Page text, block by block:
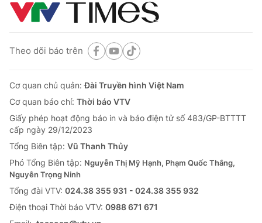
Theo dõi báo trên
Cơ quan chủ quản:Đài Truyền hình Việt Nam
Cơ quan báo chí: Thời báo VTV
Giấy phép hoạt động báo in và báo điện tử số 483/GP-BTTTT
cấp ngày 29/12/2023
Tổng Biên tập: Vũ Thanh Thủy
Phó Tổng Biên tập: Nguyễn Thị Mỹ Hạnh, Phạm Quốc Thắng,
Nguyễn Trọng Ninh
Tổng đài VTV: 024.38 355 931 - 024.38 355 932
Ðiện thoại Thời báo VTV: 0988 671 671